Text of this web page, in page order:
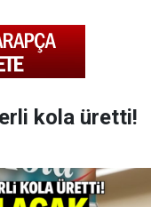
kola üretti!